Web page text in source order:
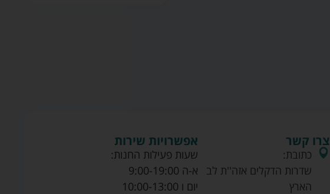
צרו קשר
כתובת:
שדרות הדקלים אזה''ת לב
הארץ
אפשרויות שירות
שעות פעילות החנות:
א-ה 9:00-19:00
יום ו 10:00-13:00